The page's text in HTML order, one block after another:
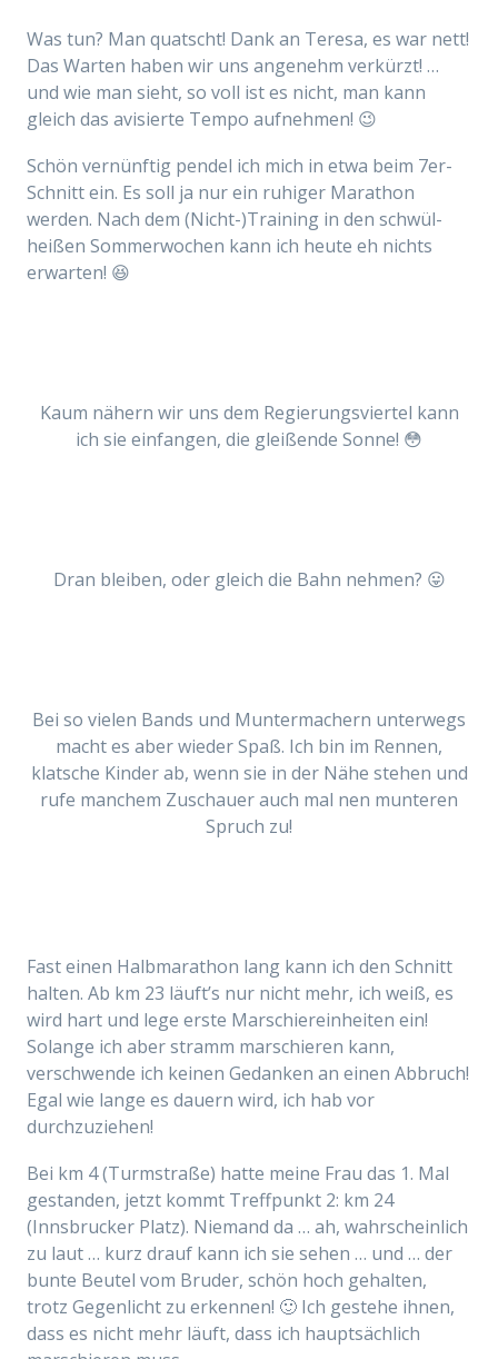
Was tun? Man quatscht! Dank an Teresa, es war nett!
Das Warten haben wir uns angenehm verkürzt! …
und wie man sieht, so voll ist es nicht, man kann
gleich das avisierte Tempo aufnehmen! 😉
Schön vernünftig pendel ich mich in etwa beim 7er-
Schnitt ein. Es soll ja nur ein ruhiger Marathon
werden. Nach dem (Nicht-)Training in den schwül-
heißen Sommerwochen kann ich heute eh nichts
erwarten! 😆
Kaum nähern wir uns dem Regierungsviertel kann
ich sie einfangen, die gleißende Sonne! 😳
Dran bleiben, oder gleich die Bahn nehmen? 😛
Bei so vielen Bands und Muntermachern unterwegs
macht es aber wieder Spaß. Ich bin im Rennen,
klatsche Kinder ab, wenn sie in der Nähe stehen und
rufe manchem Zuschauer auch mal nen munteren
Spruch zu!
Fast einen Halbmarathon lang kann ich den Schnitt
halten. Ab km 23 läuft’s nur nicht mehr, ich weiß, es
wird hart und lege erste Marschiereinheiten ein!
Solange ich aber stramm marschieren kann,
verschwende ich keinen Gedanken an einen Abbruch!
Egal wie lange es dauern wird, ich hab vor
durchzuziehen!
Bei km 4 (Turmstraße) hatte meine Frau das 1. Mal
gestanden, jetzt kommt Treffpunkt 2: km 24
(Innsbrucker Platz). Niemand da … ah, wahrscheinlich
zu laut … kurz drauf kann ich sie sehen … und … der
bunte Beutel vom Bruder, schön hoch gehalten,
trotz Gegenlicht zu erkennen! 🙂 Ich gestehe ihnen,
dass es nicht mehr läuft, dass ich hauptsächlich